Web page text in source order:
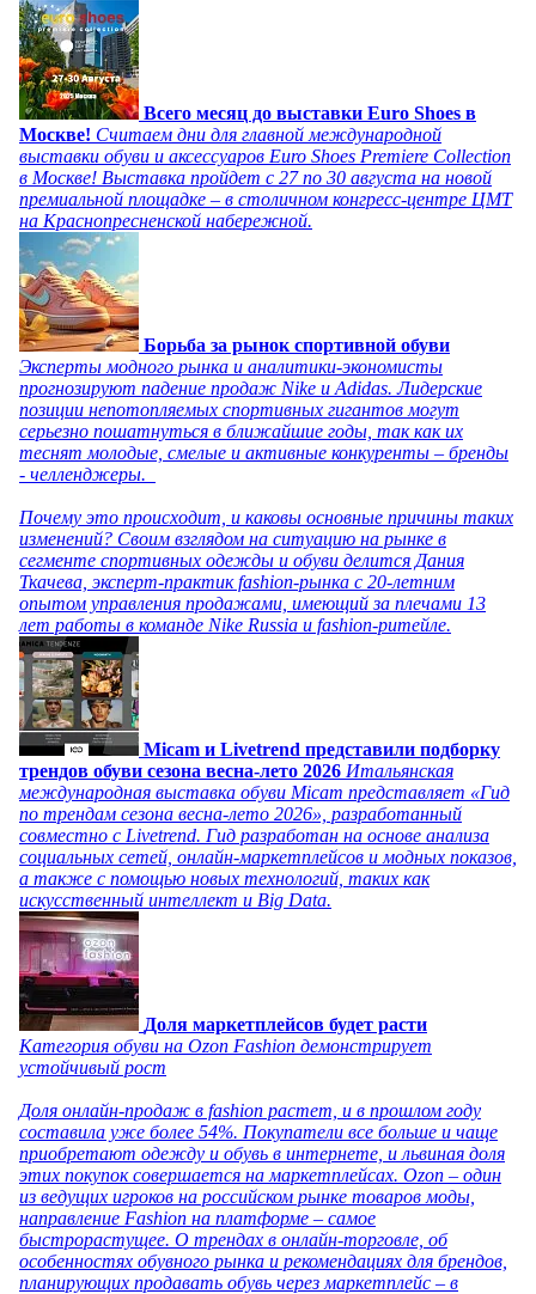
Всего месяц до выставки Euro Shoes в
Москве! Считаем дни для главной международной
выставки обуви и аксессуаров Euro Shoes Premiere Collection
в Москве! Выставка пройдет с 27 по 30 августа на новой
премиальной площадке – в столичном конгресс-центре ЦМТ
на Краснопресненской набережной.
Борьба за рынок спортивной обуви
Эксперты модного рынка и аналитики-экономисты
прогнозируют падение продаж Nike и Adidas. Лидерские
позиции непотопляемых спортивных гигантов могут
серьезно пошатнуться в ближайшие годы, так как их
теснят молодые, смелые и активные конкуренты – бренды
- челленджеры.
Почему это происходит, и каковы основные причины таких
изменений? Своим взглядом на ситуацию на рынке в
сегменте спортивных одежды и обуви делится Дания
Ткачева, эксперт-практик fashion-рынка с 20-летним
опытом управления продажами, имеющий за плечами 13
лет работы в команде Nike Russia и fashion-ритейле.
Micam и Livetrend представили подборку
трендов обуви сезона весна-лето 2026 Итальянская
международная выставка обуви Micam представляет «Гид
по трендам сезона весна-лето 2026», разработанный
совместно с Livetrend. Гид разработан на основе анализа
социальных сетей, онлайн-маркетплейсов и модных показов,
а также с помощью новых технологий, таких как
искусственный интеллект и Big Data.
Доля маркетплейсов будет расти
Категория обуви на Ozon Fashion демонстрирует
устойчивый рост
Доля онлайн-продаж в fashion растет, и в прошлом году
составила уже более 54%. Покупатели все больше и чаще
приобретают одежду и обувь в интернете, и львиная доля
этих покупок совершается на маркетплейсах. Ozon – один
из ведущих игроков на российском рынке товаров моды,
направление Fashion на платформе – самое
быстрорастущее. О трендах в онлайн-торговле, об
особенностях обувного рынка и рекомендациях для брендов,
планирующих продавать обувь через маркетплейс – в